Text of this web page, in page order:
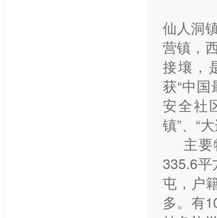
仙人洞
营镇，
接壤，
获“中国
安全社
镇”、“
主
335.6
屯，户
多。有